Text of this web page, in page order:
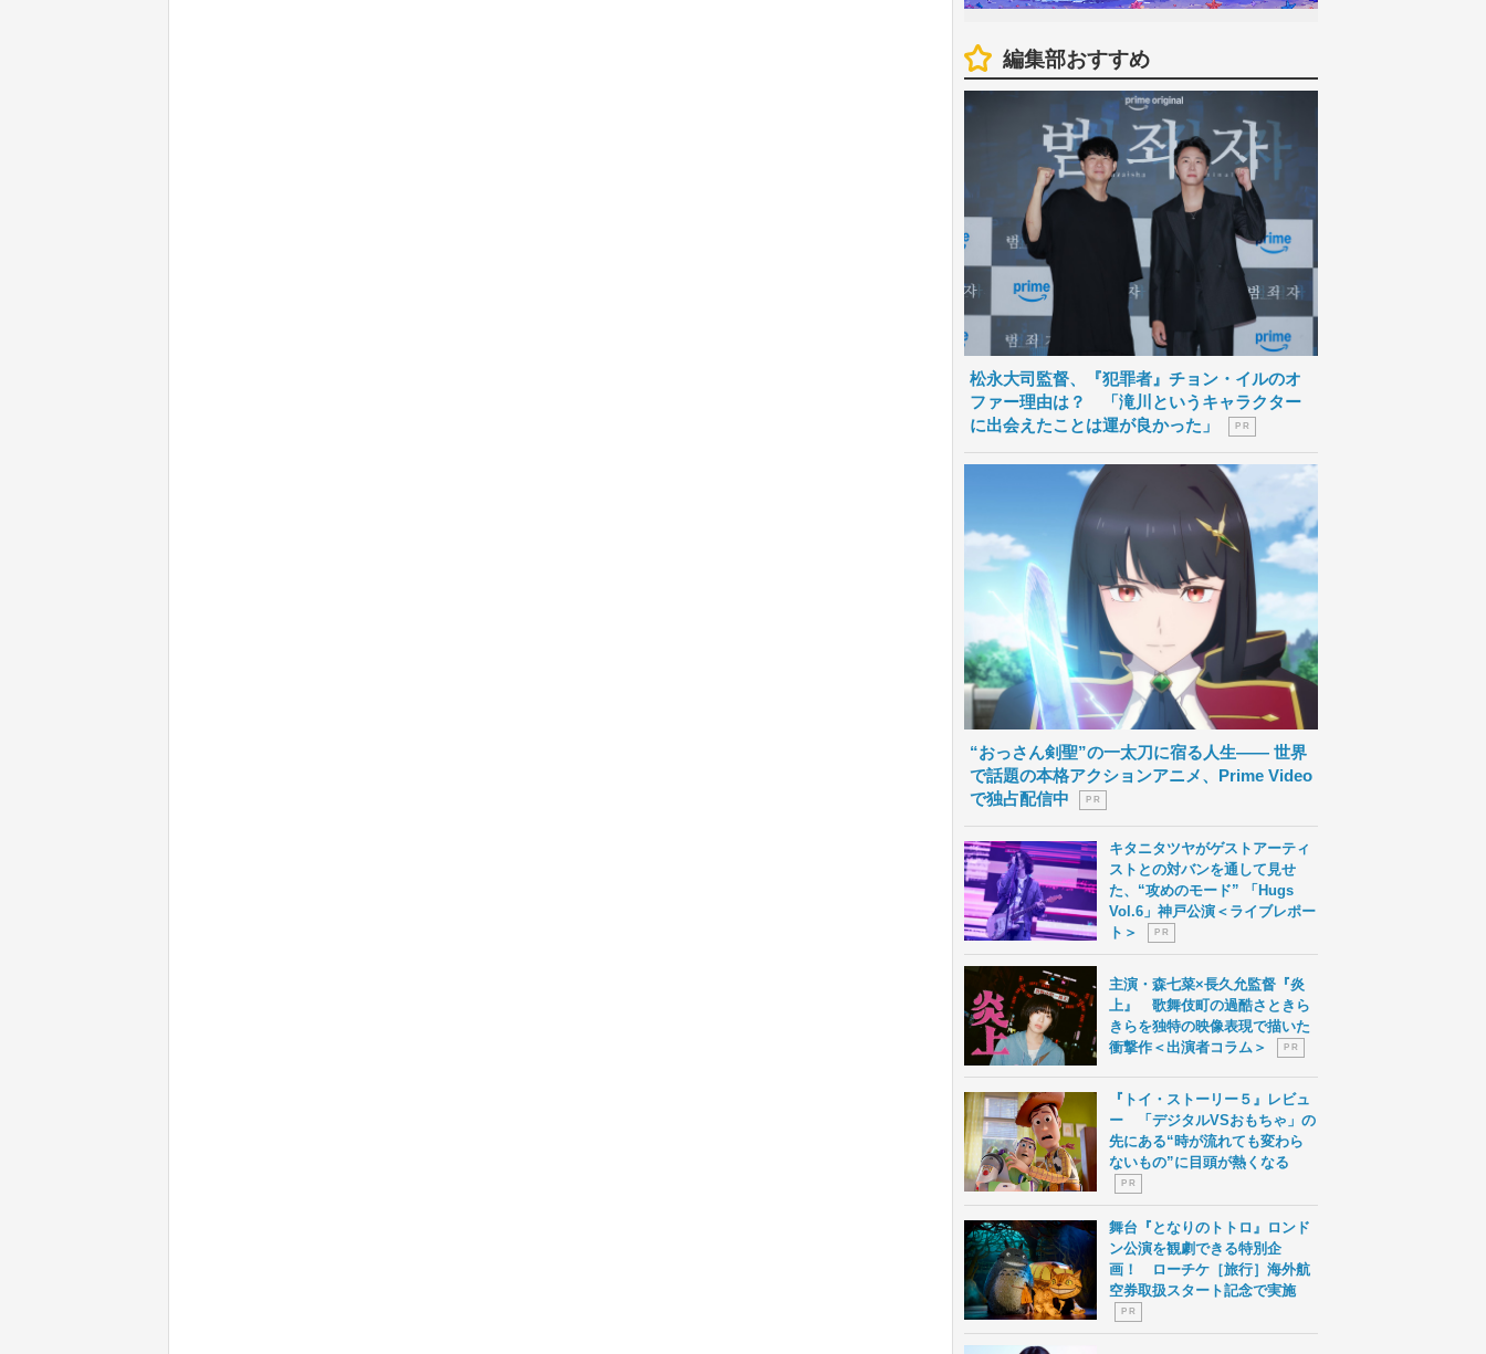
編集部おすすめ
松永大司監督、『犯罪者』チョン・イルのオ
ファー理由は？ 「滝川というキャラクター
に出会えたことは運が良かった」
P R
“おっさん剣聖”の一太刀に宿る人生―― 世界
で話題の本格アクションアニメ、Prime Video
で独占配信中
P R
キタニタツヤがゲストアーティ
ストとの対バンを通して見せ
た、“攻めのモード” 「Hugs
Vol.6」神戸公演＜ライブレポー
ト＞
P R
主演・森七菜×長久允監督『炎
上』 歌舞伎町の過酷さときら
きらを独特の映像表現で描いた
衝撃作＜出演者コラム＞
P R
『トイ・ストーリー５』レビュ
ー 「デジタルVSおもちゃ」の
先にある“時が流れても変わら
ないもの”に目頭が熱くなる
P R
舞台『となりのトトロ』ロンド
ン公演を観劇できる特別企
画！ ローチケ［旅行］海外航
空券取扱スタート記念で実施
P R